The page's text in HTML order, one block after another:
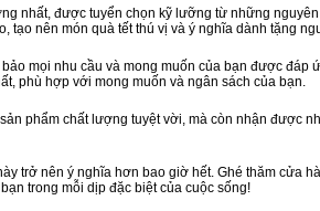
nhất, được tuyển chọn kỹ lưỡng từ những
tạo nên món quà tết thú vị và ý nghĩa dành tặng
mọi nhu cầu và mong muốn của bạn được
phù hợp với mong muốn và ngân sách của bạn.
phẩm chất lượng tuyệt vời, mà còn nhận được
trở nên ý nghĩa hơn bao giờ hết. Ghé thăm cửa
trong mỗi dịp đặc biệt của cuộc sống!